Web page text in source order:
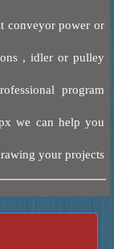
belt conveyor
, idler or
Professional
we can help
drawing your